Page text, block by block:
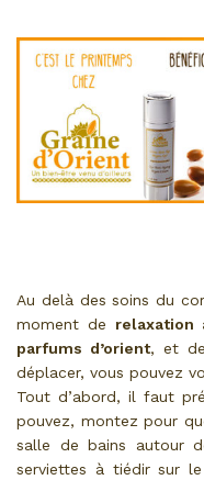
Au delà des soins du
moment de relaxation
parfums d’orient, et
déplacer, vous pouvez
Tout d’abord, il faut
pouvez, montez pour
salle de bains autour
serviettes à tiédir sur